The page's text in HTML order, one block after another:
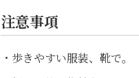
注意事項
・歩きやすい服装、靴で。